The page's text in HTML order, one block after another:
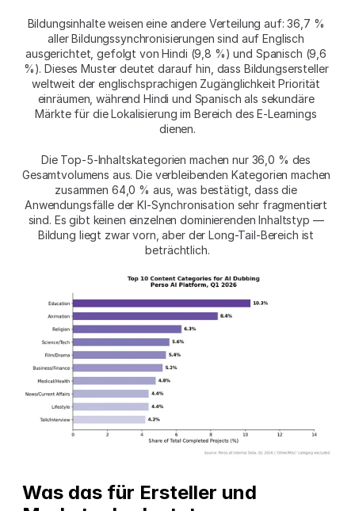
Bildungsinhalte weisen eine andere Verteilung auf: 36,7 %
aller Bildungssynchronisierungen sind auf Englisch
ausgerichtet, gefolgt von Hindi (9,8 %) und Spanisch (9,6
%). Dieses Muster deutet darauf hin, dass Bildungsersteller
weltweit der englischsprachigen Zugänglichkeit Priorität
einräumen, während Hindi und Spanisch als sekundäre
Märkte für die Lokalisierung im Bereich des E-Learnings
dienen.
Die Top-5-Inhaltskategorien machen nur 36,0 % des
Gesamtvolumens aus. Die verbleibenden Kategorien machen
zusammen 64,0 % aus, was bestätigt, dass die
Anwendungsfälle der KI-Synchronisation sehr fragmentiert
sind. Es gibt keinen einzelnen dominierenden Inhaltstyp —
Bildung liegt zwar vorn, aber der Long-Tail-Bereich ist
beträchtlich.
Was das für Ersteller und